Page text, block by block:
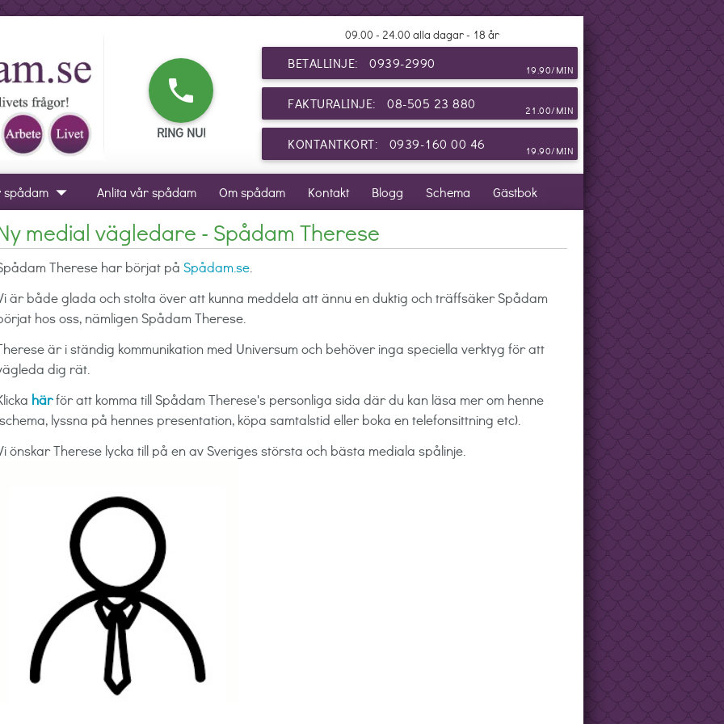
phone
RING NU!
09.00 - 24.00 alla dagar - 18 år
BETALLINJE: 0939-2990 19.90/MIN
FAKTURALINJE: 08-505 23 880 21.00/MIN
KONTANTKORT: 0939-160 00 46 19.90/MIN
spådam arrow_drop_down Anlita vår spådam Om spådam Kontakt Blogg Schema Gästbok
medial vägledare - Spådam Therese
Therese har börjat på Spådam.se.
är både glada och stolta över att kunna meddela att ännu en duktig och träffsäker Spådam
hos oss, nämligen Spådam Therese.
är i ständig kommunikation med Universum och behöver inga speciella verktyg för att
dig rät.
härför att komma till Spådam Therese's personliga sida där du kan läsa mer om henne
lyssna på hennes presentation, köpa samtalstid eller boka en telefonsittning etc).
önskar Therese lycka till på en av Sveriges största och bästa mediala spålinje.